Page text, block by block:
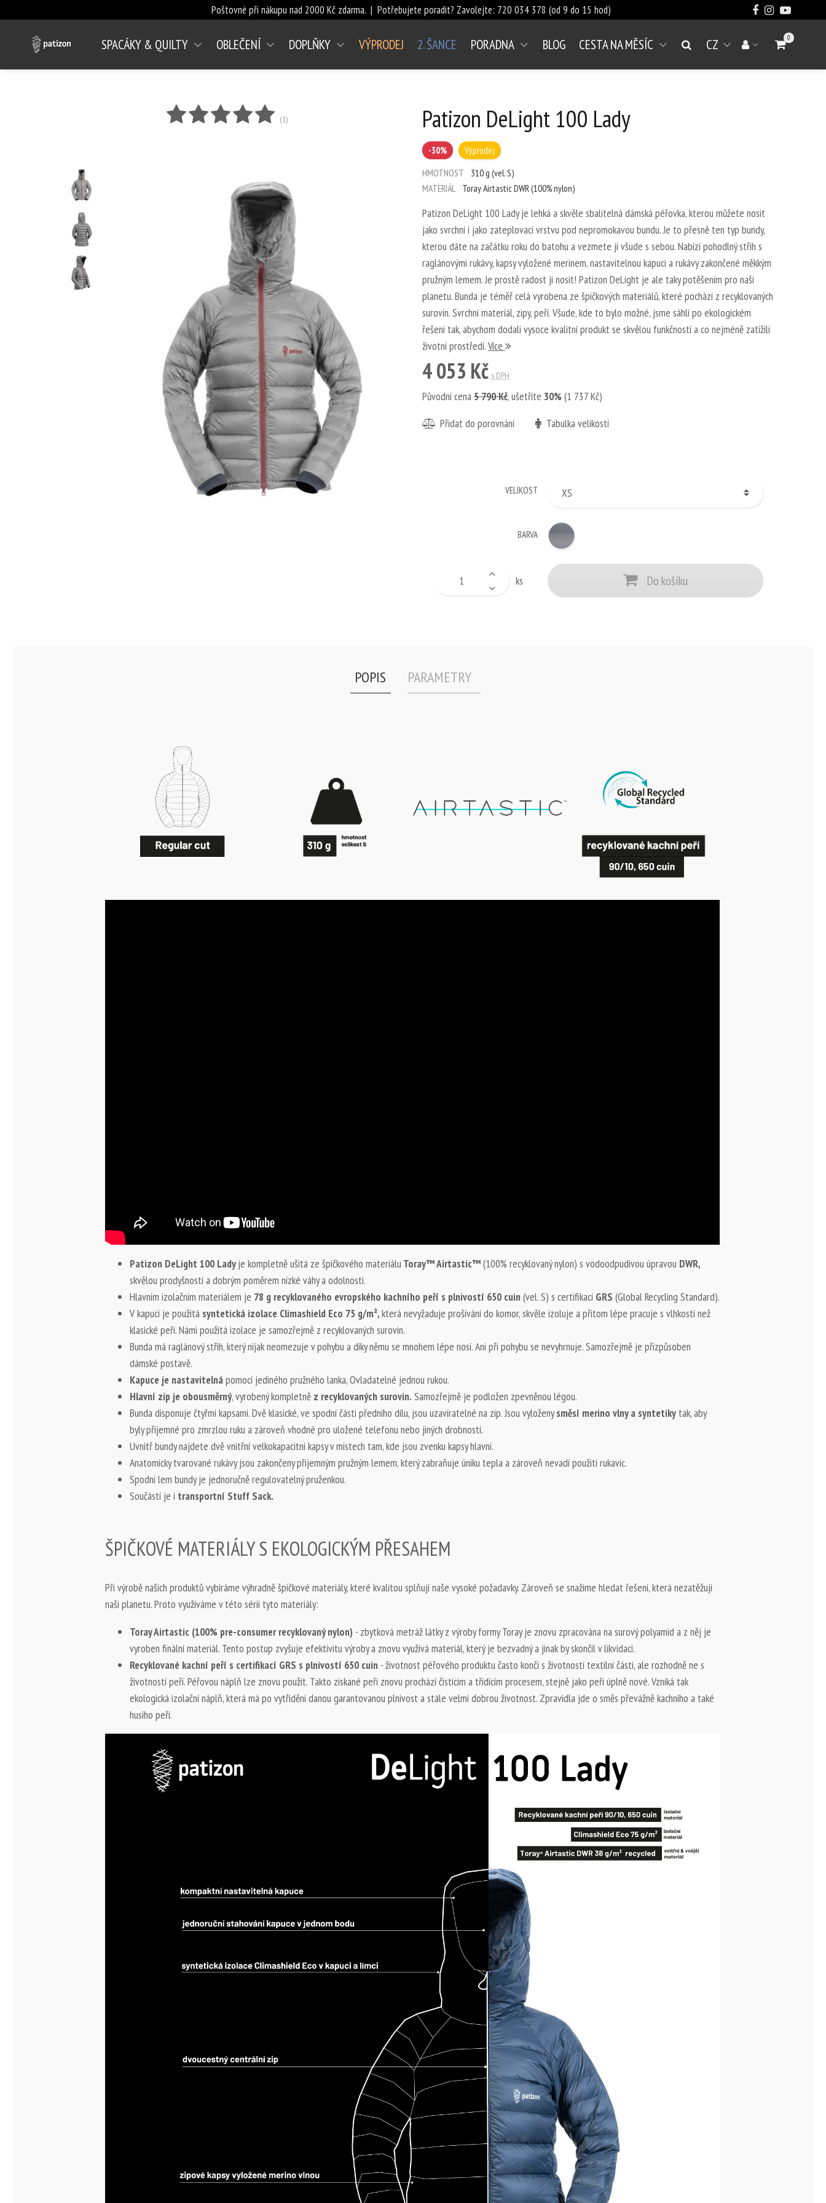
Poštovné při nákupu nad 2000 Kč zdarma. | Potřebujete poradit? Zavolejte: 720 034 378 (od 9 do 15 hod)
SPACÁKY & QUILTY OBLEČENÍ
(AKTUÁLNÍ)
DOPLŇKY VÝPRODEJ 2. ŠANCE PORADNA BLOG CESTA NA MĚSÍC VyhledatCZ
Otevřít menu
Váš účet Přejít do
0
hvězda 1hvězda 2hvězda 3hvězda 4
(1) Patizon DeLight 100 Lady
-30% Výprodej
HMOTNOST
310 g (vel. S)
MATERIÁL Toray Airtastic DWR (100% nylon)
Patizon DeLight 100 Lady je lehká a skvěle sbalitelná dámská péřovka, kterou můžete nosit
jako svrchní i jako zateplovací vrstvu pod nepromokavou bundu. Je to přesně ten typ bundy,
kterou dáte na začátku roku do batohu a vezmete ji všude s sebou. Nabízí pohodlný střih s
raglánovými rukávy, kapsy vyložené merinem, nastavitelnou kapuci a rukávy zakončené měkkým
pružným lemem. Je prostě radost ji nosit! Patizon DeLight je ale taky potěšením pro naši
planetu. Bunda je téměř celá vyrobena ze špičkových materiálů, které pochází z recyklovaných
surovin. Svrchní materiál, zipy, peří. Všude, kde to bylo možné, jsme sáhli po ekologickém
řešení tak, abychom dodali vysoce kvalitní produkt se skvělou funkčností a co nejméně zatížili
životní prostředí.Více
4 053 Kč s DPH
Původní cena5 790 Kč,ušetříte 30% (1 737 Kč)
Přidat do porovnání
Tabulka velikostí
VELIKOST
BARVA
ks Do košíku
POPIS PARAMETRY
Patizon DeLight 100 Ladyje kompletně ušitá ze špičkového materiálu Toray™ Airtastic™(100% recyklovaný nylon) s vodoodpudivou úpravou DWR,
skvělou prodyšností a dobrým poměrem nízké váhy a odolnosti.
Hlavním izolačním materiálem je 78 g recyklovaného evropského kachního peří s plnivostí 650 cuin(vel. S) s certifikací GRS (Global Recycling Standard).
V kapuci je použitá syntetická izolace Climashield Eco 75 g/m²,která nevyžaduje prošívání do komor, skvěle izoluje a přitom lépe pracuje s vlhkostí než
klasické peří. Námi použitá izolace je samozřejmě z recyklovaných surovin.
Bunda má raglánový střih, který nijak neomezuje v pohybu a díky němu se mnohem lépe nosí. Ani při pohybu se nevyhrnuje. Samozřejmě je přizpůsoben
dámské postavě.
Kapuce je nastavitelnápomocí jediného pružného lanka, Ovladatelné jednou rukou.
Hlavní zip je obousměrný, vyrobený kompletně z recyklovaných surovin. Samozřejmě je podložen zpevněnou légou.
Bunda disponuje čtyřmi kapsami. Dvě klasické, ve spodní části předního dílu, jsou uzavíratelné na zip. Jsou vyloženysměsí merino vlny a syntetiky tak, aby
byly příjemné pro zmrzlou ruku a zároveň vhodné pro uložené telefonu nebo jiných drobností.
Uvnitř bundy najdete dvě vnitřní velkokapacitní kapsy v místech tam, kde jsou zvenku kapsy hlavní.
Anatomicky tvarované rukávy jsou zakončeny příjemným pružným lemem, který zabraňuje úniku tepla a zároveň nevadí použití rukavic.
Spodní lem bundy je jednoručně regulovatelný pruženkou.
Součástí je i transportní Stuff Sack.
ŠPIČKOVÉ MATERIÁLY S EKOLOGICKÝM PŘESAHEM
Při výrobě našich produktů vybíráme výhradně špičkové materiály, které kvalitou splňují naše vysoké požadavky. Zároveň se snažíme hledat řešení, která nezatěžují
naši planetu. Proto využíváme v této sérii tyto materiály:
Toray Airtastic (100% pre-consumer recyklovaný nylon) - zbytková metráž látky z výroby formy Toray je znovu zpracována na surový polyamid a z něj je
vyroben finální materiál. Tento postup zvyšuje efektivitu výroby a znovu využívá materiál, který je bezvadný a jinak by skončil v likvidaci.
Recyklované kachní peří s certifikací GRS s plnivostí 650 cuin - životnost péřového produktu často končí s životností textilní části, ale rozhodně ne s
životností peří. Péřovou náplň lze znovu použít. Takto získané peří znovu prochází čistícím a třídícím procesem, stejně jako peří úplně nové. Vzniká tak
ekologická izolační náplň, která má po vytřídění danou garantovanou plnivost a stále velmi dobrou životnost. Zpravidla jde o směs převážně kachního a také
husího peří.